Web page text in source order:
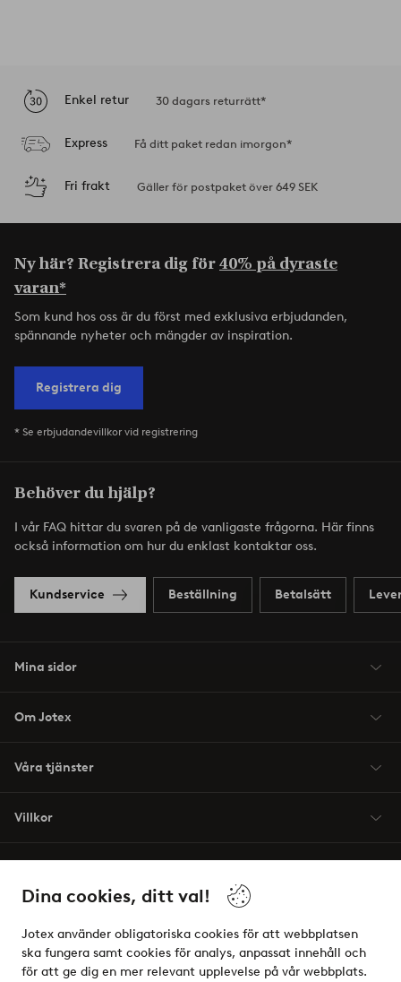
Dina cookies, ditt val!
Jotex använder obligatoriska cookies för att webbplatsen
ska fungera samt cookies för analys, anpassat innehåll och
för att ge dig en mer relevant upplevelse på vår webbplats.
Enkel retur 30 dagars returrätt*
Express Få ditt paket redan imorgon*
Fri frakt Gäller för postpaket över 649 SEK
Ny här? Registrera dig för40% på dyraste
varan*
Som kund hos oss är du först med exklusiva erbjudanden,
spännande nyheter och mängder av inspiration.
Registrera dig
* Se erbjudandevillkor vid registrering
Behöver du hjälp?
I vår FAQ hittar du svaren på de vanligaste frågorna. Här finns
också information om hur du enklast kontaktar oss.
Kundservice Beställning Betalsätt
Mina sidor
Om Jotex
Våra tjänster
Villkor